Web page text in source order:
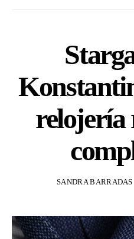
relojería
SANDRA BARRADAS